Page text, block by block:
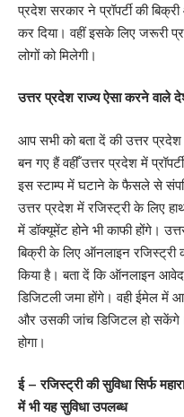
प्रदेश सरकार ने प्रॉपर्टी की
कर दिया। वहीं इसके लिए जरूरी
लोगों को मिलेगी।
उत्तर प्रदेश राज्य ऐसा करने वाले
आप सभी को बता दें की उत्तर
बन गए हैं वहीँ उत्तर प्रदेश में
इस स्टाम्प में घटाने के फैसले से
उत्तर प्रदेश में रजिस्ट्री के लिए
में डॉक्यूमेंट होने भी काफी होंगे।
बिक्री के लिए ऑनलाइन
किया है। बता दें कि ऑनलाइन
डिजिटली जमा होंगे। वही ईमेल में
और उसकी जांच डिजिटल हो
होगा।
ई – रजिस्ट्री की सुविधा सिर्फ
में भी यह सुविधा उपलब्ध